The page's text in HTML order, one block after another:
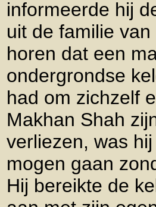
informeerde hij
uit de familie
horen dat een
ondergrondse
had om zichzelf
Makhan Shah
verliezen, was
mogen gaan
Hij bereikte de